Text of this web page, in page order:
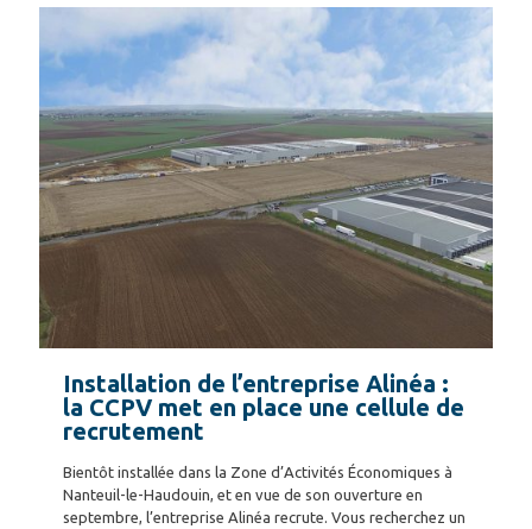
Installation de l’entreprise Alinéa :
la CCPV met en place une cellule de
recrutement
Bientôt installée dans la Zone d’Activités Économiques à
Nanteuil-le-Haudouin, et en vue de son ouverture en
septembre, l’entreprise Alinéa recrute. Vous recherchez un